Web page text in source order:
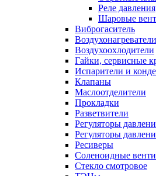
Реле давления
Шаровые
Виброгаситель
Воздухонагреватели
Воздухоохлодители
Гайки, сервисные
Испарители и
Клапаны
Маслоотделители
Прокладки
Разветвители
Регуляторы
Регуляторы
Ресиверы
Соленоидные
Стекло смотровое